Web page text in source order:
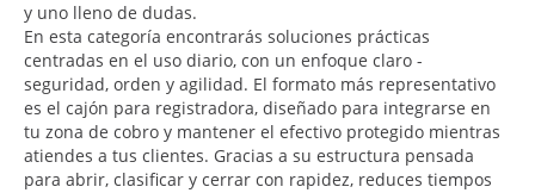
y uno lleno de dudas.
En esta categoría encontrarás soluciones prácticas
centradas en el uso diario, con un enfoque claro -
seguridad, orden y agilidad. El formato más representativo
es el cajón para registradora, diseñado para integrarse en
tu zona de cobro y mantener el efectivo protegido mientras
atiendes a tus clientes. Gracias a su estructura pensada
para abrir, clasificar y cerrar con rapidez, reduces tiempos